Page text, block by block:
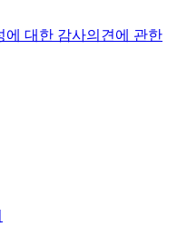
대한 감사의견에 관한